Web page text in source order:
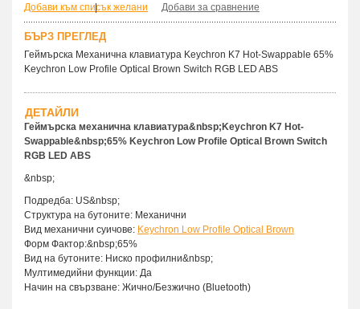
Добави към списък желани
| Добави за сравнение
БЪРЗ ПРЕГЛЕД
Геймърска Механична клавиатура Keychron K7 Hot-Swappable 65%
Keychron Low Profile Optical Brown Switch RGB LED ABS
ДЕТАЙЛИ
Геймърска механична клавиатура&nbsp;Keychron K7 Hot-
Swappable&nbsp;65% Keychron Low Profile Optical Brown Switch
RGB LED ABS
&nbsp;
Подредба: US&nbsp;
Структура на бутоните: Механични
Вид механични суичове: Keychron Low Profile Optical Brown
Форм Фактор:&nbsp;65%
Вид на бутоните: Ниско профилни&nbsp;
Мултимедийни функции: Да
Начин на свързване: Жично/Безжично (Bluetooth)